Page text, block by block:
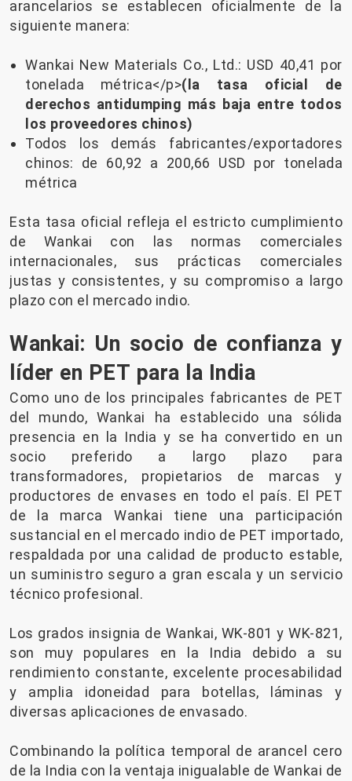
arancelarios se establecen oficialmente de la
siguiente manera:
Wankai New Materials Co., Ltd.: USD 40,41 por
tonelada métrica</p>(la tasa oficial de
derechos antidumping más baja entre todos
los proveedores chinos)
Todos los demás fabricantes/exportadores
chinos: de 60,92 a 200,66 USD por tonelada
métrica
Esta tasa oficial refleja el estricto cumplimiento
de Wankai con las normas comerciales
internacionales, sus prácticas comerciales
justas y consistentes, y su compromiso a largo
plazo con el mercado indio.
Wankai: Un socio de confianza y
líder en PET para la India
Como uno de los principales fabricantes de PET
del mundo, Wankai ha establecido una sólida
presencia en la India y se ha convertido en un
socio preferido a largo plazo para
transformadores, propietarios de marcas y
productores de envases en todo el país. El PET
de la marca Wankai tiene una participación
sustancial en el mercado indio de PET importado,
respaldada por una calidad de producto estable,
un suministro seguro a gran escala y un servicio
técnico profesional.
Los grados insignia de Wankai, WK-801 y WK-821,
son muy populares en la India debido a su
rendimiento constante, excelente procesabilidad
y amplia idoneidad para botellas, láminas y
diversas aplicaciones de envasado.
Combinando la política temporal de arancel cero
de la India con la ventaja inigualable de Wankai de